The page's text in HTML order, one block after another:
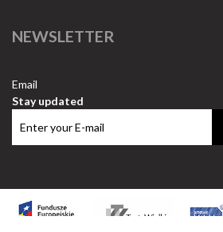
NEWSLETTER
Email
Stay updated